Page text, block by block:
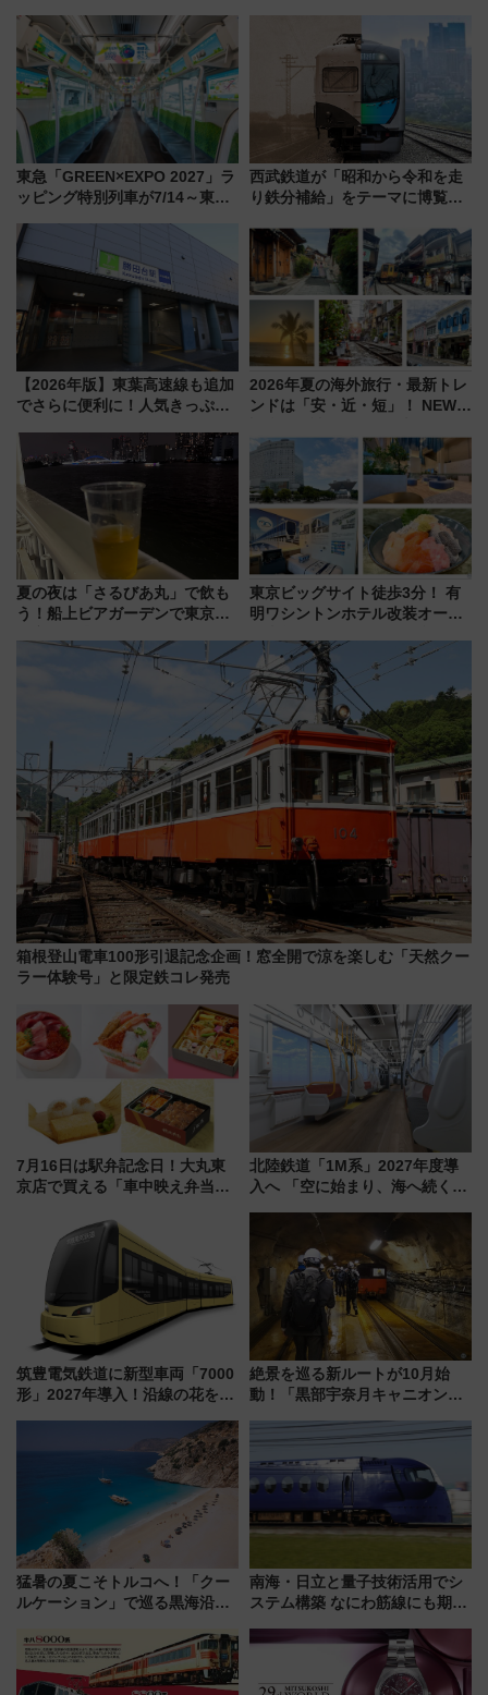
ろも一挙紹介
向け先行試乗会でキッズアンバ
サダーになろう
東急「GREEN×EXPO 2027」ラ
ッピング特別列車が7/14～東
ー！ 注目の編成やデザインまと
め
西武鉄道が「昭和から令和を走
り鉄分補給」をテーマに博覧会
14日から 新車両「トキイロ」体
験ブースも アクセスや申込方法
を解説
【2026年版】東葉高速線も追加
でさらに便利に！人気きっぷ
今年も発売 秋・早春に千葉県を
巡るなら使い勝手・コスパ抜群
2026年夏の海外旅行・最新トレ
ンドは「安・近・短」！ NEWT
渡航先TOP5とは？ 円安時代の
旅行術
夏の夜は「さるびあ丸」で飲も
う！船上ビアガーデンで東京湾
杯……工場直送生ビールや島グ
東京ビッグサイト徒歩3分！ 有
明ワシントンホテル改装オープ
客室」や海鮮丼が人気の朝食ビ
ュッフェを現地レポ
箱根登山電車100形引退記念企画！窓全開で涼を楽しむ「天然クー
ラー体験号」と限定鉄コレ発売
7月16日は駅弁記念日！大丸東
京店で買える「車中映え弁当」
北陸鉄道「1M系」2027年度導
入へ 「空に始まり、海へ続く」
神秘的なデザイン
筑豊電気鉄道に新型車両「7000
形」2027年導入！沿線の花をイ
内は落ち着いたゆとりある空間
絶景を巡る新ルートが10月始
動！「黒部宇奈月キャニオンル
ジ」がオープン
猛暑の夏こそトルコへ！「クー
ルケーション」で巡る黒海沿岸
連検索数が前年比237％増、ナ
ショジオも認める『2026年に訪
れるべき世界の旅先』
南海・日立と量子技術活用でシ
ステム構築 なにわ筋線にも期待